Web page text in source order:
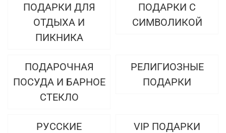
ПОДАРКИ ДЛЯ
ОТДЫХА И
ПИКНИКА
ПОДАРКИ С
СИМВОЛИКОЙ
ПОДАРОЧНАЯ
ПОСУДА И БАРНОЕ
СТЕКЛО
РЕЛИГИОЗНЫЕ
ПОДАРКИ
РУССКИЕ
VIP ПОДАРКИ